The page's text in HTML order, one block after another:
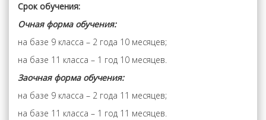
Срок обучения:
Очная форма обучения:
на базе 9 класса – 2 года 10 месяцев;
на базе 11 класса – 1 год 10 месяцев.
Заочная форма обучения:
на базе 9 класса – 2 года 11 месяцев;
на базе 11 класса – 1 год 11 месяцев.